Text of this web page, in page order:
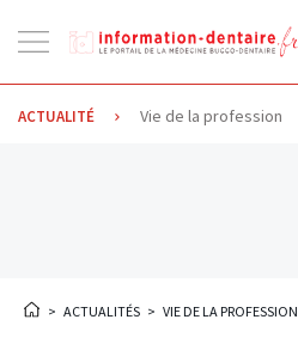
la
navigation
ACTUALITÉ Vie de la profession
> ACTUALITÉS > VIE DE LA PROFESSION